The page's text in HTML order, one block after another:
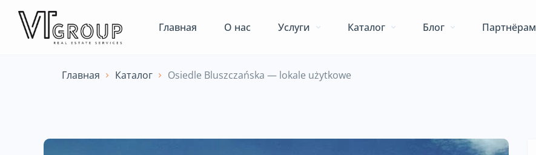
Главная О нас Услуги Каталог Блог Партнёрам
Главная Каталог Osiedle Bluszczańska — lokale użytkowe